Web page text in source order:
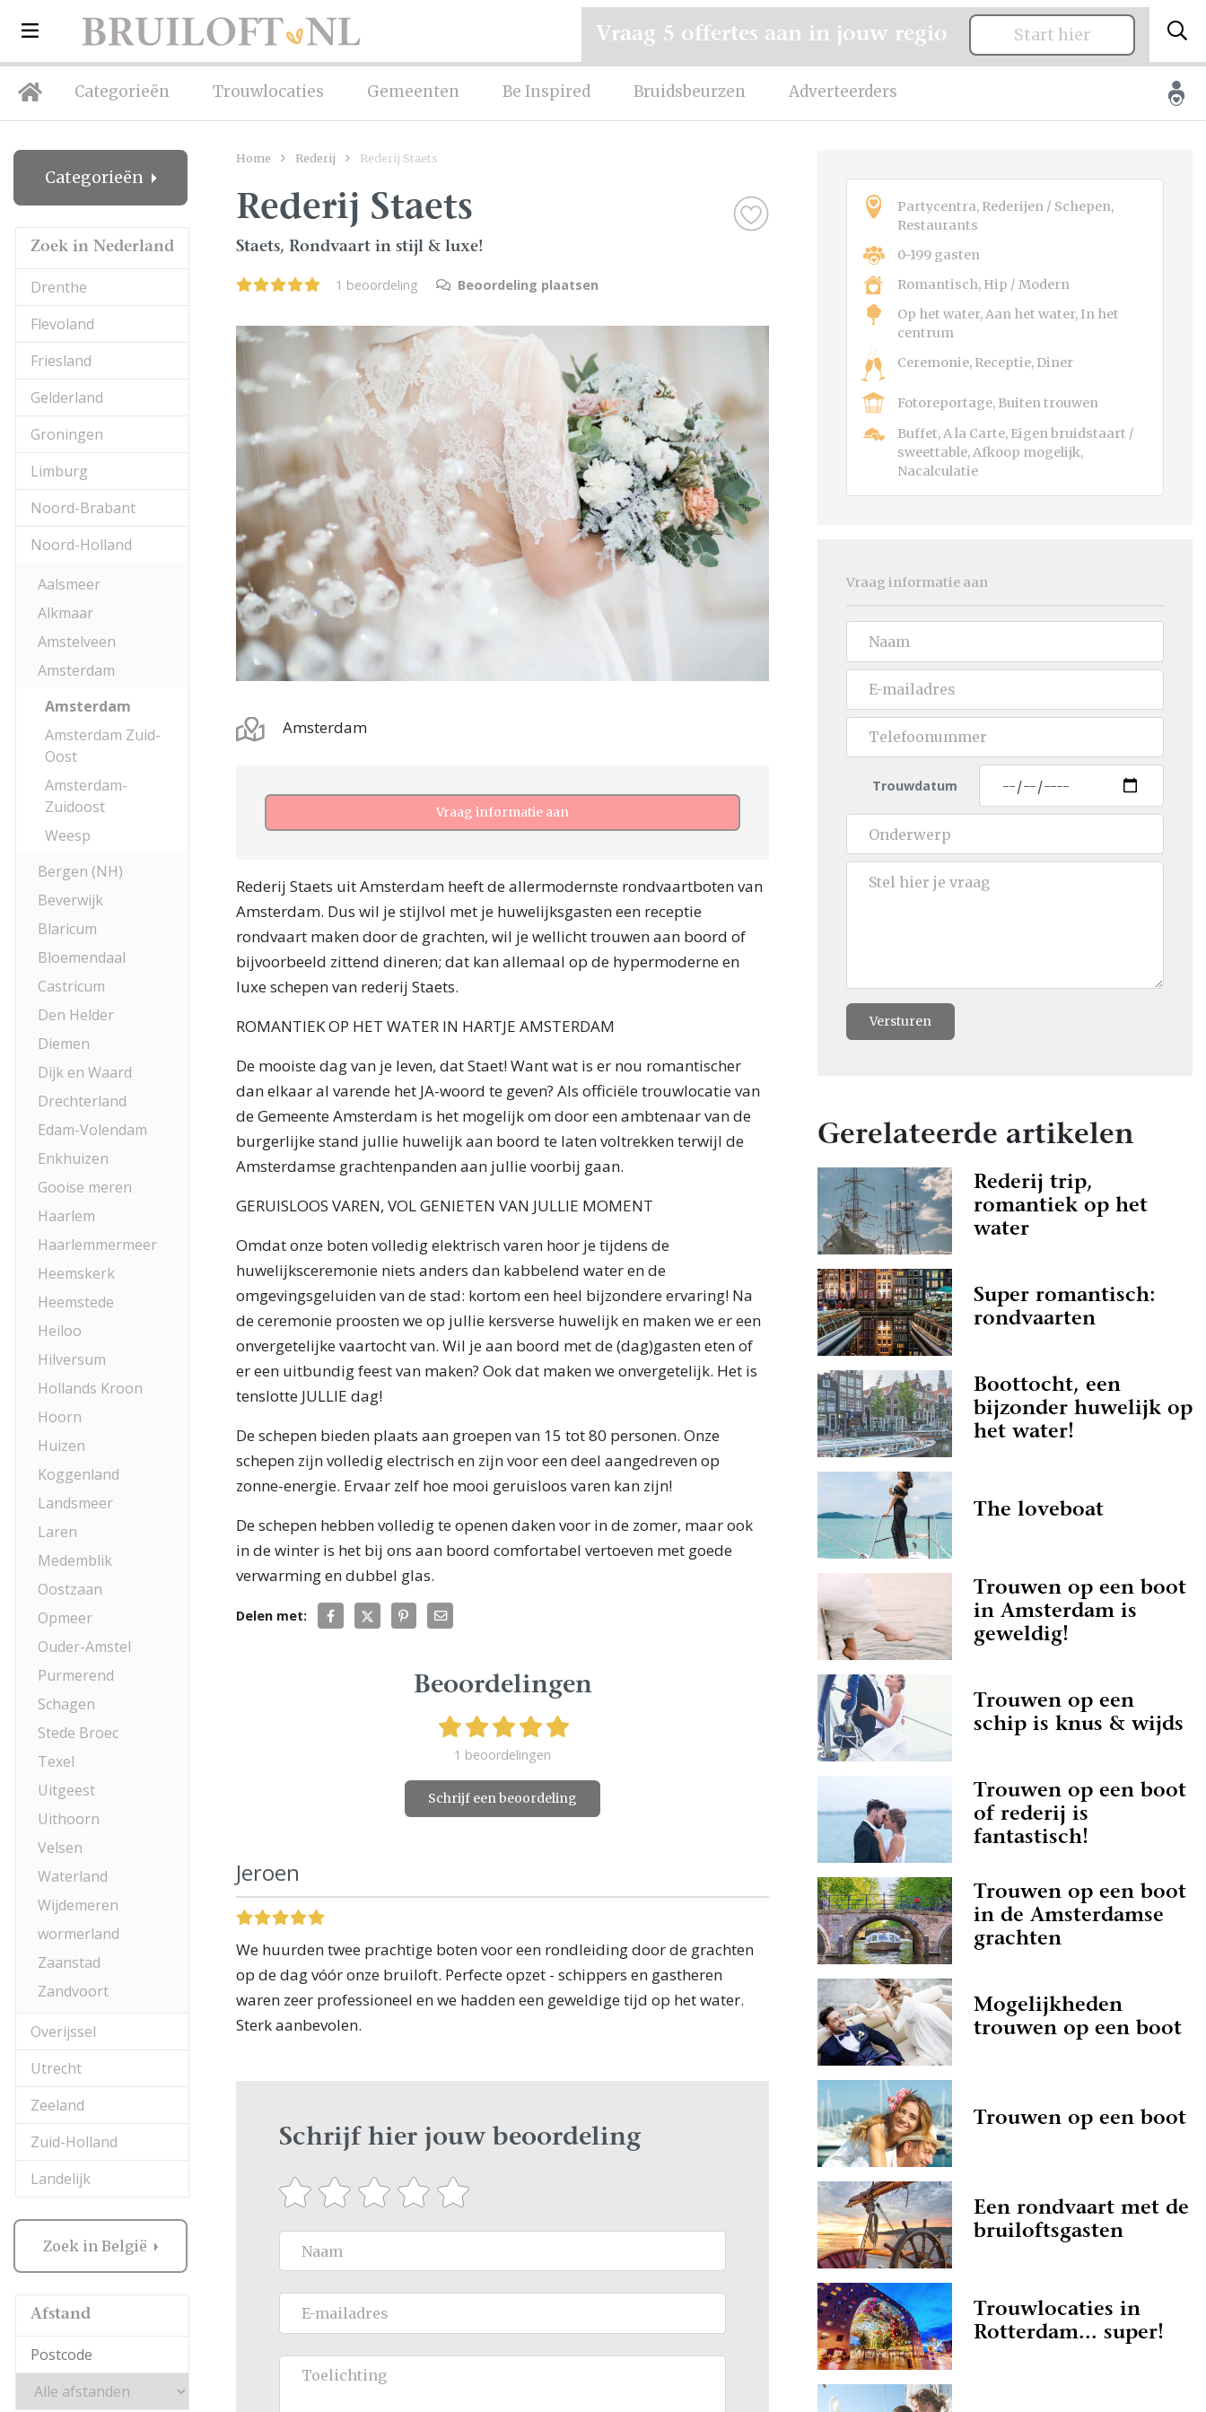
Categorieën Trouwlocaties Gemeenten Be Inspired Bruidsbeurzen Adverteerders
Vraag 5 offertes aan in jouw regio Start hier
Categorieën
Zoek in Nederland
Drenthe
Flevoland
Friesland
Gelderland
Groningen
Limburg
Noord-Brabant
Noord-Holland
Aalsmeer
Alkmaar
Amstelveen
Amsterdam
Amsterdam
Amsterdam Zuid-
Oost
Amsterdam-
Zuidoost
Weesp
Bergen (NH)
Beverwijk
Blaricum
Bloemendaal
Castricum
Den Helder
Diemen
Dijk en Waard
Drechterland
Edam-Volendam
Enkhuizen
Gooise meren
Haarlem
Haarlemmermeer
Heemskerk
Heemstede
Heiloo
Hilversum
Hollands Kroon
Hoorn
Huizen
Koggenland
Landsmeer
Laren
Medemblik
Oostzaan
Opmeer
Ouder-Amstel
Purmerend
Schagen
Stede Broec
Texel
Uitgeest
Uithoorn
Velsen
Waterland
Wijdemeren
wormerland
Zaanstad
Zandvoort
Overijssel
Utrecht
Zeeland
Zuid-Holland
Landelijk
Zoek in België
Afstand
Home Rederij Rederij Staets
Rederij Staets
Staets, Rondvaart in stijl & luxe!
1 beoordeling Beoordeling plaatsen
Amsterdam
Vraag informatie aan
Rederij Staets uit Amsterdam heeft de allermodernste rondvaartboten van
Amsterdam. Dus wil je stijlvol met je huwelijksgasten een receptie
rondvaart maken door de grachten, wil je wellicht trouwen aan boord of
bijvoorbeeld zittend dineren; dat kan allemaal op de hypermoderne en
luxe schepen van rederij Staets.
ROMANTIEK OP HET WATER IN HARTJE AMSTERDAM
De mooiste dag van je leven, dat Staet! Want wat is er nou romantischer
dan elkaar al varende het JA-woord te geven? Als officiële trouwlocatie van
de Gemeente Amsterdam is het mogelijk om door een ambtenaar van de
burgerlijke stand jullie huwelijk aan boord te laten voltrekken terwijl de
Amsterdamse grachtenpanden aan jullie voorbij gaan.
GERUISLOOS VAREN, VOL GENIETEN VAN JULLIE MOMENT
Omdat onze boten volledig elektrisch varen hoor je tijdens de
huwelijksceremonie niets anders dan kabbelend water en de
omgevingsgeluiden van de stad: kortom een heel bijzondere ervaring! Na
de ceremonie proosten we op jullie kersverse huwelijk en maken we er een
onvergetelijke vaartocht van. Wil je aan boord met de (dag)gasten eten of
er een uitbundig feest van maken? Ook dat maken we onvergetelijk. Het is
tenslotte JULLIE dag!
De schepen bieden plaats aan groepen van 15 tot 80 personen. Onze
schepen zijn volledig electrisch en zijn voor een deel aangedreven op
zonne-energie. Ervaar zelf hoe mooi geruisloos varen kan zijn!
De schepen hebben volledig te openen daken voor in de zomer, maar ook
in de winter is het bij ons aan boord comfortabel vertoeven met goede
verwarming en dubbel glas.
Delen met:
Beoordelingen
1 beoordelingen
Schrijf een beoordeling
Jeroen
We huurden twee prachtige boten voor een rondleiding door de grachten
op de dag vóór onze bruiloft. Perfecte opzet - schippers en gastheren
waren zeer professioneel en we hadden een geweldige tijd op het water.
Sterk aanbevolen.
Schrijf hier jouw beoordeling
Partycentra, Rederijen / Schepen,
Restaurants
0-199 gasten
Romantisch, Hip / Modern
Op het water, Aan het water, In het
centrum
Ceremonie, Receptie, Diner
Fotoreportage, Buiten trouwen
Buffet, A la Carte, Eigen bruidstaart /
sweettable, Afkoop mogelijk,
Nacalculatie
Vraag informatie aan
Trouwdatum
Versturen
Gerelateerde artikelen
Rederij trip,
romantiek op het
water
Super romantisch:
rondvaarten
Boottocht, een
bijzonder huwelijk op
het water!
The loveboat
Trouwen op een boot
in Amsterdam is
geweldig!
Trouwen op een
schip is knus & wijds
Trouwen op een boot
of rederij is
fantastisch!
Trouwen op een boot
in de Amsterdamse
grachten
Mogelijkheden
trouwen op een boot
Trouwen op een boot
Een rondvaart met de
bruiloftsgasten
Trouwlocaties in
Rotterdam... super!